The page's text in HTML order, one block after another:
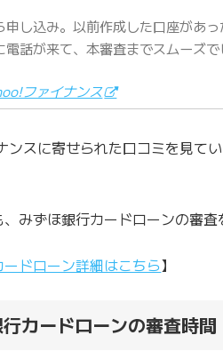
申し込み。以前作成した口座があ
電話が来て、本審査までスムーズで
ファイナンス
ンスに寄せられた口コミを見て
みずほ銀行カードローンの審
ドローン詳細はこちら】
カードローンの審査時間